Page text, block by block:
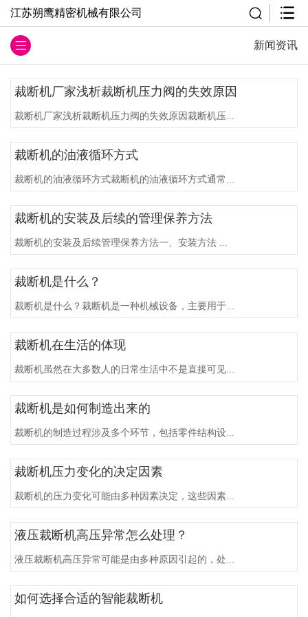
江苏朔鹰精密机械有限公司
新闻资讯
​裁断机厂家浅析裁断机压力阀的失效原因
裁断机厂家浅析裁断机压力阀的失效原因裁断机压...
裁断机的油液循环方式
裁断机的油液循环方式裁断机的油液循环方式通常...
裁断机的安装及后续的管理保养方法
裁断机的安装及后续管理保养方法一、安装方法 ...
裁断机是什么？
裁断机是什么？裁断机是一种机械设备，主要用于...
裁断机在生活的体现
裁断机虽然在大多数人的日常生活中不是直接可见...
裁断机是如何制造出来的
裁断机的制造过程涉及多个环节，包括零件结构设...
裁断机压力变化的决定因素
裁断机的压力变化可能由多种因素决定，这些因素...
液压裁断机高压异常怎么处理？
液压裁断机高压异常可能是由多种原因引起的，处...
如何选择合适的智能裁断机